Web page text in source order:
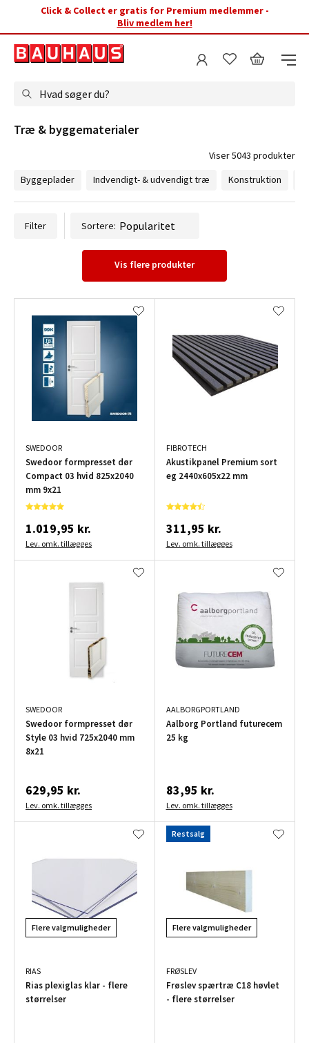
Click & Collect er gratis for Premium medlemmer -
Bliv medlem her!
Hvad søger du?
Filter Sortere:
Vis flere produkter
SWEDOOR
Swedoor formpresset dør
Compact 03 hvid 825x2040
mm 9x21
1.019,95 kr.
Lev. omk. tillægges
FIBROTECH
Akustikpanel Premium sort
eg 2440x605x22 mm
311,95 kr.
Lev. omk. tillægges
SWEDOOR
Swedoor formpresset dør
Style 03 hvid 725x2040 mm
8x21
629,95 kr.
Lev. omk. tillægges
AALBORGPORTLAND
Aalborg Portland futurecem
25 kg
83,95 kr.
Lev. omk. tillægges
Flere valgmuligheder
RIAS
Rias plexiglas klar - flere
størrelser
Restsalg
Flere valgmuligheder
FRØSLEV
Frøslev spærtræ C18 høvlet
- flere størrelser
Træ & byggematerialer
Viser 5043 produkter
Byggeplader
Indvendigt- & udvendigt træ Konstruktion